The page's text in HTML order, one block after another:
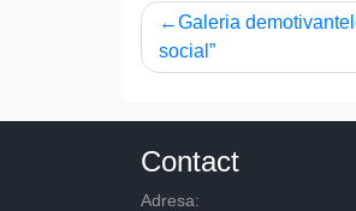
Post
navigation
Galeria
social”
Contact
Adresa: